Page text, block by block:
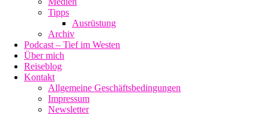
Tipps
Ausrüstung
Archiv
Podcast – Tief im Westen
Über mich
Reiseblog
Kontakt
Allgemeine Geschäftsbedingungen
Impressum
Newsletter